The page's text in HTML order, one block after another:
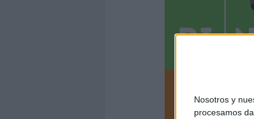
Nosotros y
procesamos